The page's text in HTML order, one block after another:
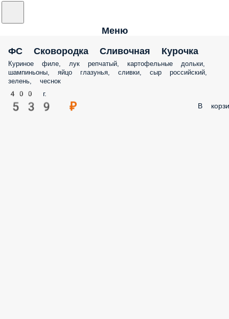
Меню
ФС Сковородка Сливочная Курочка
Куриное филе, лук репчатый, картофельные дольки,
шампиньоны, яйцо глазунья, сливки, сыр российский,
зелень, чеснок
400 г.
539 ₽ В